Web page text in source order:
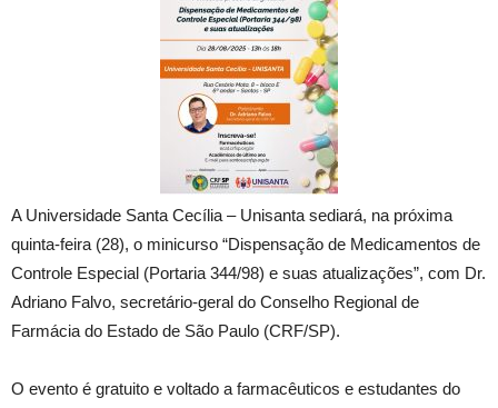
A Universidade Santa Cecília – Unisanta sediará, na próxima
quinta-feira (28), o minicurso “Dispensação de Medicamentos de
Controle Especial (Portaria 344/98) e suas atualizações”, com Dr.
Adriano Falvo, secretário-geral do Conselho Regional de
Farmácia do Estado de São Paulo (CRF/SP).
O evento é gratuito e voltado a farmacêuticos e estudantes do